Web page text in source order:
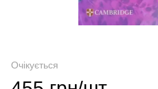
Очікується